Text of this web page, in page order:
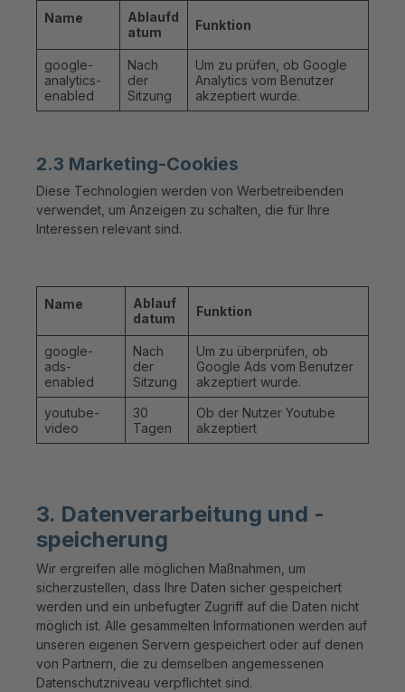
Name
Ablaufd
atum
Funktion
google-
analytics-
enabled
Nach
der
Sitzung
Um zu prüfen, ob Google
Analytics vom Benutzer
akzeptiert wurde.
2.3 Marketing-Cookies
Diese Technologien werden von Werbetreibenden
verwendet, um Anzeigen zu schalten, die für Ihre
Interessen relevant sind.
Name
Ablauf
datum
Funktion
google-
ads-
enabled
Nach
der
Sitzung
Um zu überprüfen, ob
Google Ads vom Benutzer
akzeptiert wurde.
youtube-
video
30
Tagen
Ob der Nutzer Youtube
akzeptiert
3. Datenverarbeitung und -
speicherung
Wir ergreifen alle möglichen Maßnahmen, um
sicherzustellen, dass Ihre Daten sicher gespeichert
werden und ein unbefugter Zugriff auf die Daten nicht
möglich ist. Alle gesammelten Informationen werden auf
unseren eigenen Servern gespeichert oder auf denen
von Partnern, die zu demselben angemessenen
Datenschutzniveau verpflichtet sind.